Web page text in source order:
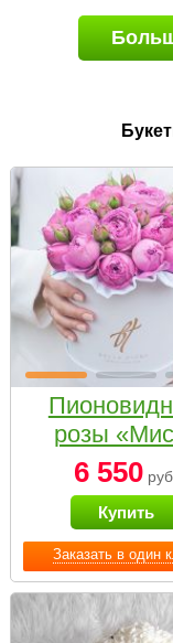
Заказать в один
розы
бабблс» в
коробке
6 550
Купить